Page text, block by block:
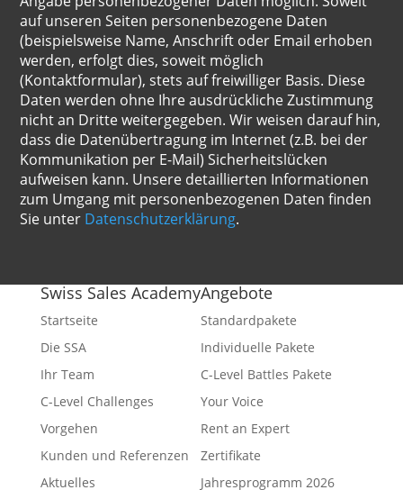
auf unseren Seiten personenbezogene Daten
(beispielsweise Name, Anschrift oder Email erhoben
werden, erfolgt dies, soweit möglich
(Kontaktformular), stets auf freiwilliger Basis. Diese
Daten werden ohne Ihre ausdrückliche Zustimmung
nicht an Dritte weitergegeben. Wir weisen darauf hin,
dass die Datenübertragung im Internet (z.B. bei der
Kommunikation per E-Mail) Sicherheitslücken
aufweisen kann. Unsere detaillierten Informationen
zum Umgang mit personenbezogenen Daten finden
Sie unter Datenschutzerklärung.
Swiss Sales Academy
Startseite
Die SSA
Ihr Team
C-Level Challenges
Vorgehen
Kunden und Referenzen
Aktuelles
Angebote
Standardpakete
Individuelle Pakete
C-Level Battles Pakete
Your Voice
Rent an Expert
Zertifikate
Jahresprogramm 2026